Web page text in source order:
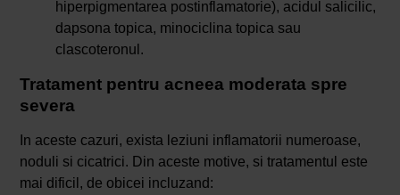
hiperpigmentarea postinflamatorie), acidul salicilic,
dapsona topica, minociclina topica sau
clascoteronul.
Tratament pentru acneea moderata spre
severa
In aceste cazuri, exista leziuni inflamatorii numeroase,
noduli si cicatrici. Din aceste motive, si tratamentul este
mai dificil, de obicei incluzand: